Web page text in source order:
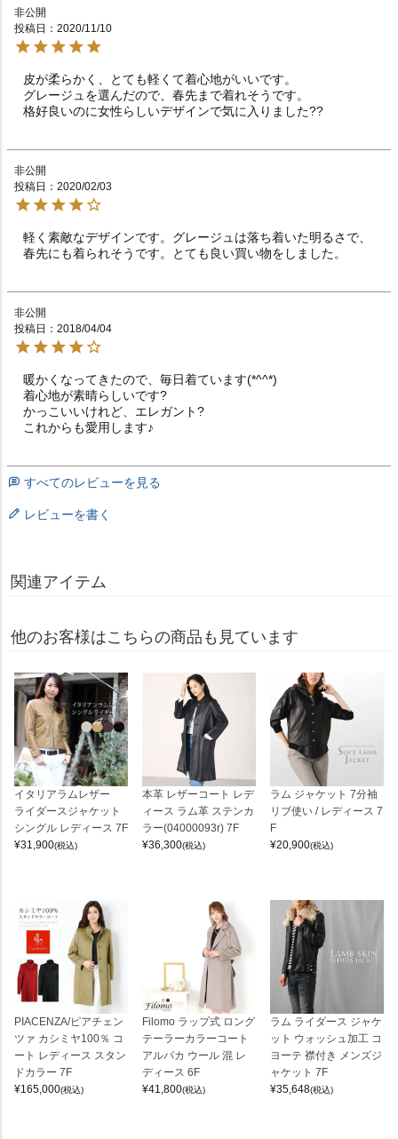
非公開
投稿日
2020/11/10
皮が柔らかく、とても軽くて着心地がいいです。
グレージュを選んだので、春先まで着れそうです。
格好良いのに女性らしいデザインで気に入りました??
非公開
投稿日
2020/02/03
軽く素敵なデザインです。グレージュは落ち着いた明るさで、
春先にも着られそうです。とても良い買い物をしました。
非公開
投稿日
2018/04/04
暖かくなってきたので、毎日着ています(*^^*)
着心地が素晴らしいです?
かっこいいけれど、エレガント?
これからも愛用します♪
すべてのレビューを見る
レビューを書く
関連アイテム
他のお客様はこちらの商品も見ています
イタリアラムレザー
ライダースジャケット
シングル レディース 7F
¥31,900(税込)
本革 レザーコート レデ
ィース ラム革 ステンカ
ラー(04000093r) 7F
¥36,300(税込)
ラム ジャケット 7分袖
リブ使い / レディース 7
F
¥20,900(税込)
PIACENZA/ピアチェン
ツァ カシミヤ100％ コ
ート レディース スタン
ドカラー 7F
¥165,000(税込)
Filomo ラップ式 ロング
テーラーカラーコート
アルパカ ウール 混 レ
ディース 6F
¥41,800(税込)
ラム ライダース ジャケ
ット ウォッシュ加工 コ
ヨーテ 襟付き メンズジ
ャケット 7F
¥35,648(税込)